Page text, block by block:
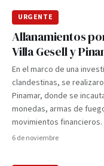
URGENTE
Allanamientos
Villa Gesell y
En el marco de una
clandestinas, se
Pinamar, donde se
monedas, armas de
movimientos financieros.
6 de noviembre